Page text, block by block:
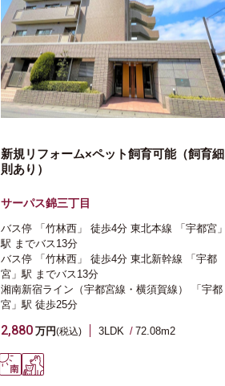
新規リフォーム×ペット飼育可能（飼育細
則あり）
サーパス錦三丁目
バス停 「竹林西」 徒歩4分 東北本線
「宇都宮」
駅 までバス13分
バス停 「竹林西」 徒歩4分 東北新幹線
「宇都
宮」駅 までバス13分
湘南新宿ライン（宇都宮線・横須賀線）
「宇都
宮」駅 徒歩25分
2,880 万円(税込) 3LDK 72.08m2